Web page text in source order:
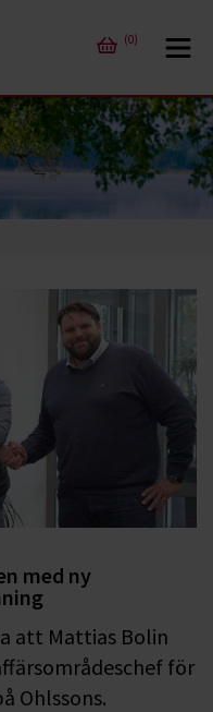
(0)
med ny
att Mattias Bolin
för
Ohlssons.